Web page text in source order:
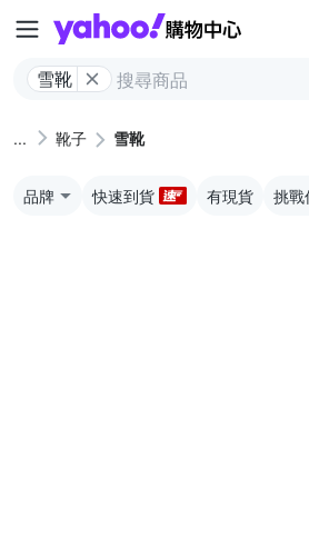
Yahoo
雪靴
靴子 雪靴
品牌 快速到貨 有現貨 挑戰